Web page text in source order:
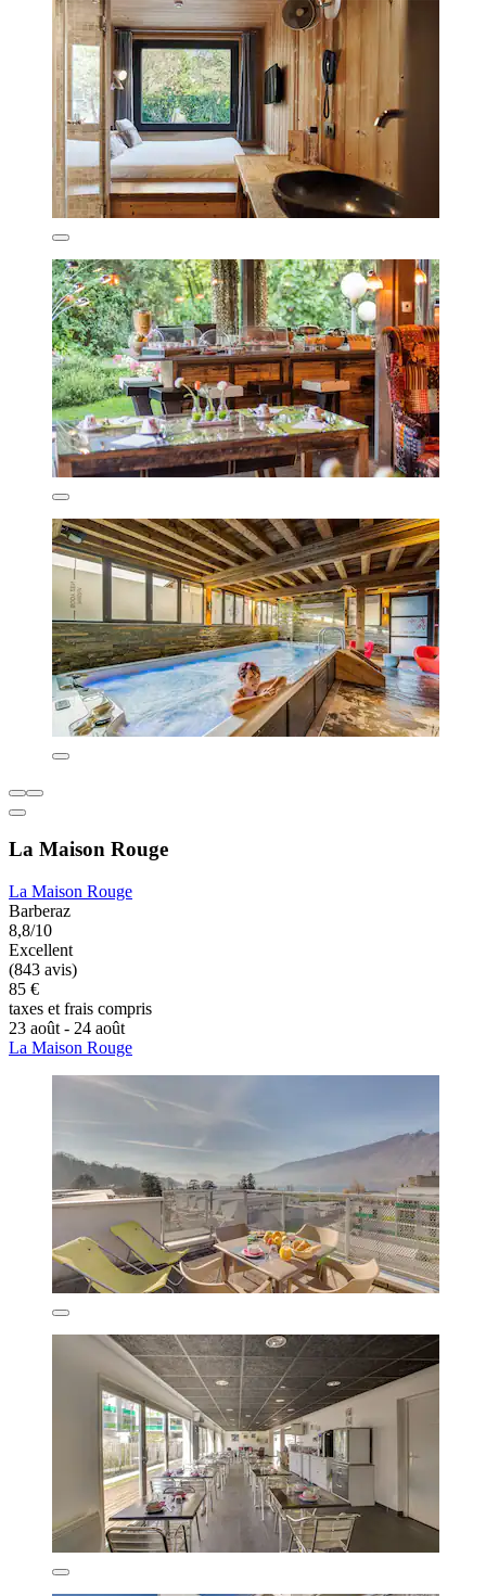
La Maison Rouge
La Maison Rouge
Barberaz
8,8/10
Excellent
(843 avis)
85 €
taxes et frais compris
23 août - 24 août
La Maison Rouge